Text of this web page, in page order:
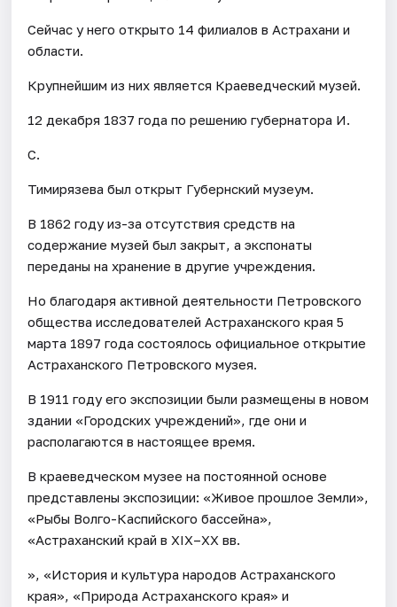
Сейчас у него открыто 14 филиалов в Астрахани и
области.
Крупнейшим из них является Краеведческий музей.
12 декабря 1837 года по решению губернатора И.
С.
Тимирязева был открыт Губернский музеум.
В 1862 году из-за отсутствия средств на
содержание музей был закрыт, а экспонаты
переданы на хранение в другие учреждения.
Но благодаря активной деятельности Петровского
общества исследователей Астраханского края 5
марта 1897 года состоялось официальное открытие
Астраханского Петровского музея.
В 1911 году его экспозиции были размещены в новом
здании «Городских учреждений», где они и
располагаются в настоящее время.
В краеведческом музее на постоянной основе
представлены экспозиции: «Живое прошлое Земли»,
«Рыбы Волго-Каспийского бассейна»,
«Астраханский край в XIX–XX вв.
», «История и культура народов Астраханского
края», «Природа Астраханского края» и